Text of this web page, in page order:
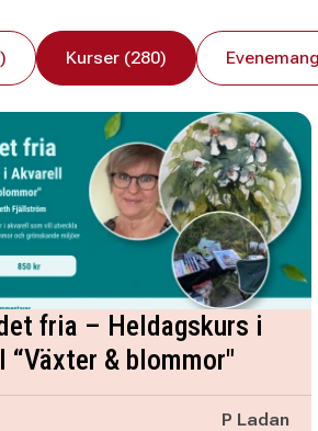
Kurser (280)
fria – Heldagskurs i
“Växter & blommor"
P Ladan